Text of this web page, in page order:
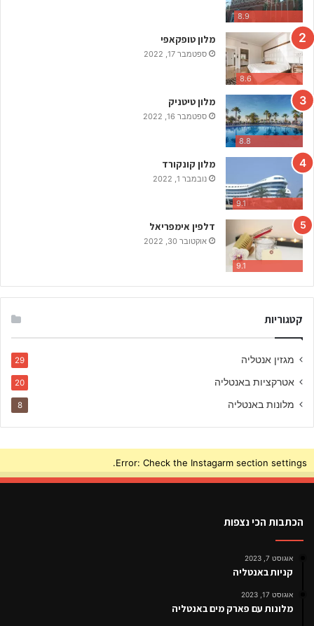
ק
ת
ה
ק
ה
ב
ע
8.9
8.6
מלון טופקאפי
ספטמבר 17, 2022
8.8
מלון טיטניק
ספטמבר 16, 2022
9.1
מלון קונקורד
נובמבר 1, 2022
9.1
דלפין אימפריאל
אוקטובר 30, 2022
קטגוריות
מגזין אנטליה 29
אטרקציות באנטליה 20
מלונות באנטליה 8
Error: Check the Instagarm section settings.
הכתבות הכי נצפות
אוגוסט 7, 2023
קניות באנטליה
אוגוסט 17, 2023
מלונות עם פארק מים באנטליה